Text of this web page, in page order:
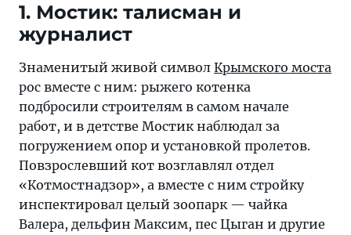
1. Мостик: талисман и
журналист
Знаменитый живой символ Крымского моста
рос вместе с ним: рыжего котенка
подбросили строителям в самом начале
работ, и в детстве Мостик наблюдал за
погружением опор и установкой пролетов.
Повзрослевший кот возглавлял отдел
«Котмостнадзор», а вместе с ним стройку
инспектировал целый зоопарк — чайка
Валера, дельфин Максим, пес Цыган и другие